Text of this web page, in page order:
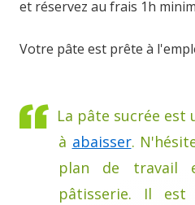
et réservez au frais 1h
Votre pâte est prête à
La pâte sucrée est
à abaisser.
plan de travail
pâtisserie. Il est